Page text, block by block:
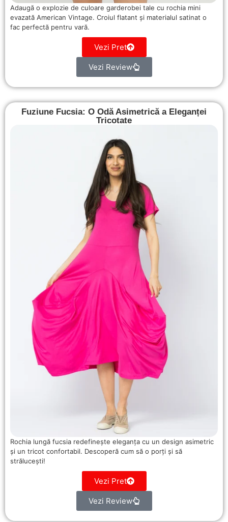
Adaugă o explozie de culoare garderobei tale cu rochia mini
evazată American Vintage. Croiul flatant și materialul satinat o
fac perfectă pentru vară.
Vezi Pret
Vezi Review
Fuziune Fucsia: O Odă Asimetrică a Eleganței
Tricotate
Rochia lungă fucsia redefinește eleganța cu un design asimetric
și un tricot confortabil. Descoperă cum să o porți și să
strălucești!
Vezi Pret
Vezi Review